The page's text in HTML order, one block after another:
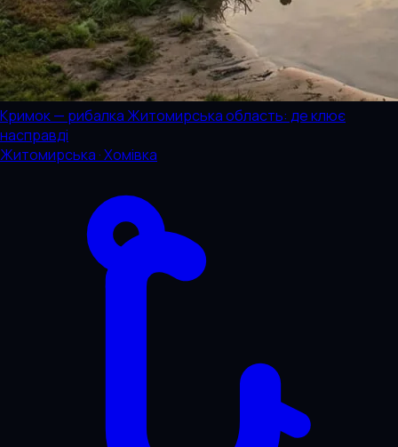
Кримок — рибалка Житомирська область: де клює
насправді
Житомирська · Хомівка